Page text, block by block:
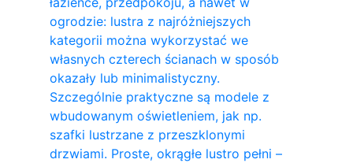
ogrodzie: lustra z najróżniejszych
kategorii można wykorzystać we
własnych czterech ścianach w sposób
okazały lub minimalistyczny.
Szczególnie praktyczne są modele z
wbudowanym oświetleniem, jak np.
szafki lustrzane z przeszklonymi
drzwiami. Proste, okrągłe lustro pełni –